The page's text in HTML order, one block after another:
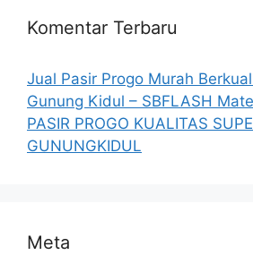
Komentar Terbaru
Jual Pasir Progo Murah
Gunung Kidul – SBFLASH
PASIR PROGO KUALITAS
GUNUNGKIDUL
Meta